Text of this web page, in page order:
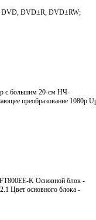
DVD, DVD±R, DVD±RW;
с большим 20-см НЧ-
преобразование 1080р
K Основной блок -
Цвет основного блока -